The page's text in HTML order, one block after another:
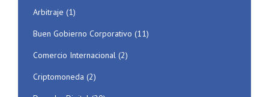
Arbitraje (1)
Buen Gobierno Corporativo (11)
Comercio Internacional (2)
Criptomoneda (2)